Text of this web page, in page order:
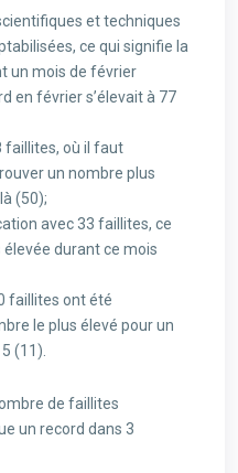
et techniques
ce qui signifie la
un mois de février
en février s’élevait à 77
faillites, où il faut
un nombre plus
(50);
avec 33 faillites, ce
durant ce mois
faillites ont été
le plus élevé pour un
(11).
de faillites
un record dans 3